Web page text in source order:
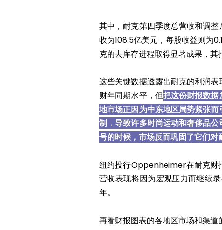
其中，耐克第四季度总营收和调
收为108.5亿美元，每股收益则为
克的去库存进程取得显著成果，
这些关键数据透露出耐克的利润
财年同期水平，但把这份财报数据
地市场正因为中东地区局势紧张
制，导致许多时尚运动和奢侈品
号的时候，市场反而巩固了它们对
纽约投行Oppenheimer在耐克财
营收表现将因为宏观压力而继续
年。
再看财报图表的各地区市场和渠道